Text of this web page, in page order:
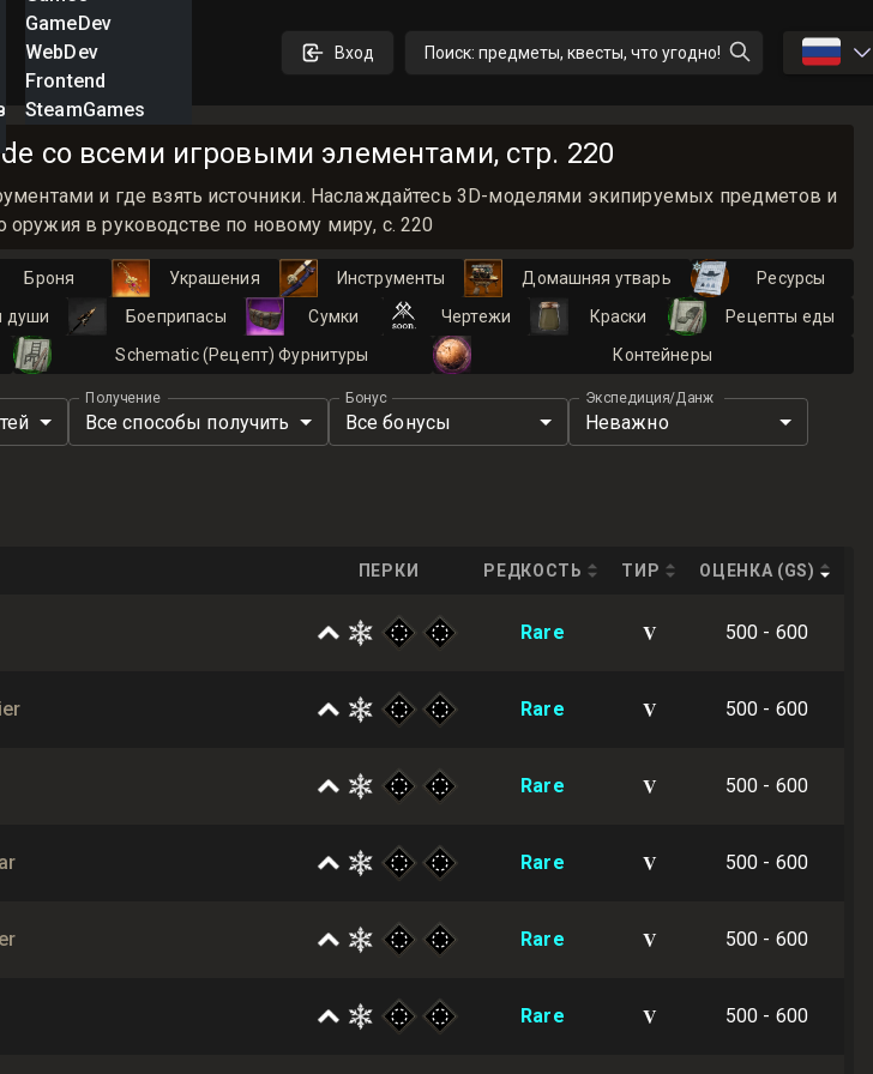
GameDev
WebDev
Frontend
SteamGames
Вход Поиск: предметы, квесты, что угодно! 🇷🇺
со всеми игровыми элементами, стр. 220
и где взять источники. Наслаждайтесь 3D-моделями экипируемых предметов и
в руководстве по новому миру, с. 220
Броня Украшения Инструменты Домашняя утварь
Ресурсы
души Боеприпасы Сумки Чертежи Краски
Рецепты еды
Schematic (Рецепт) Фурнитуры Контейнеры
Получение
Все способы получить
Бонус
Все бонусы
Экспедиция/Данж
Неважно
ПЕРКИ РЕДКОСТЬ ТИР ОЦЕНКА (GS)
Rare V 500 - 600
Rare V 500 - 600
Rare V 500 - 600
Rare V 500 - 600
Rare V 500 - 600
Rare V 500 - 600